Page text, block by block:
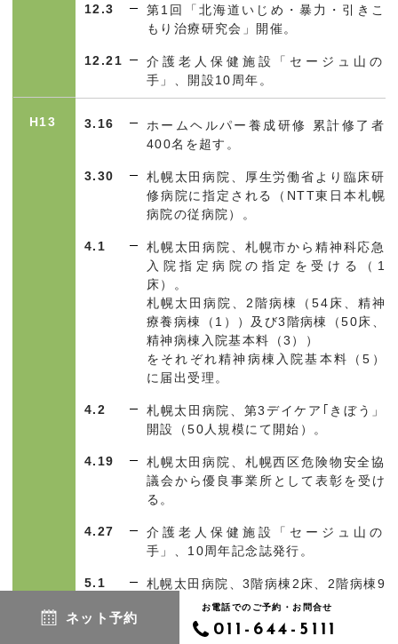
12.3 第1 回「北海道いじめ・暴力・引きこ
もり治療研究会」開催。
12.21
介護老人保健施設「セージュ山の
手」、開設10周年。
H13 3.16
ホームヘルパー養成研修 累計修了者
400名を超す。
3.30
札幌太田病院、厚生労働省より臨床研
修病院に指定される（ NTT東日本札幌
病院の従病院）。
4.1
札幌太田病院、札幌市から精神科応急
入院指定病院の指定を受ける（1
床）。
札幌太田病院、 2 階病棟 （54 床、精神
療養病棟
（1）） 及び3 階病棟 （50床、
精神病棟入院基本料
（3））
をそれぞれ精神病棟入院基本料
（5）
に届出受理。
4.2 札幌太田病院、第3デイケア｢きぼう」
開設（50 人規模にて開始）。
4.19
札幌太田病院、札幌西区危険物安全協
議会から優良事業所として表彰を受け
る。
4.27
介護老人保健施設「セージュ山の
手」、10周年記念誌発行。
5.1 札幌太田病院、 3階病棟 2 床、 2階病棟9
床を減床。精神病床合計211床、総病
243 床となる。
札幌太田病院、精神科応急入院施設管
ネット予約
お電話でのご予約・お問合せ
011-644-5111